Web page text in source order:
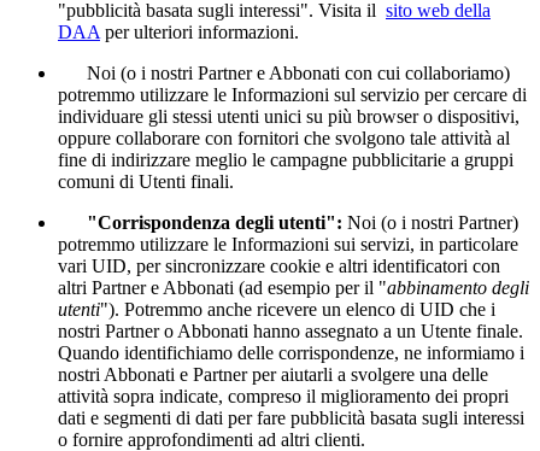
"pubblicità basata sugli interessi". Visita il sito web della
DAA per ulteriori informazioni.
Noi (o i nostri Partner e Abbonati con cui collaboriamo)
potremmo utilizzare le Informazioni sul servizio per cercare di
individuare gli stessi utenti unici su più browser o dispositivi,
oppure collaborare con fornitori che svolgono tale attività al
fine di indirizzare meglio le campagne pubblicitarie a gruppi
comuni di Utenti finali.
"Corrispondenza degli utenti": Noi (o i nostri Partner)
potremmo utilizzare le Informazioni sui servizi, in particolare
vari UID, per sincronizzare cookie e altri identificatori con
altri Partner e Abbonati (ad esempio per il "abbinamento degli
utenti"). Potremmo anche ricevere un elenco di UID che i
nostri Partner o Abbonati hanno assegnato a un Utente finale.
Quando identifichiamo delle corrispondenze, ne informiamo i
nostri Abbonati e Partner per aiutarli a svolgere una delle
attività sopra indicate, compreso il miglioramento dei propri
dati e segmenti di dati per fare pubblicità basata sugli interessi
o fornire approfondimenti ad altri clienti.